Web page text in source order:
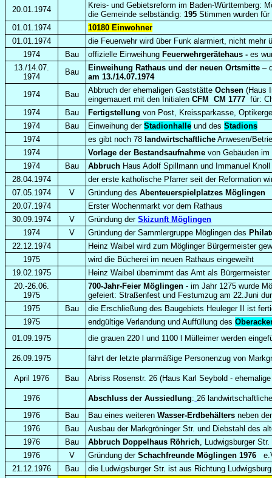
20.01.1974
Kreis- und Gebietsreform im Baden-Württemberg:
die Gemeinde selbständig:195 Stimmen wurden
01.01.1974
10180 Einwohner
01.01.1974
die Feuerwehr wird über Funk alarmiert, nicht mehr
1974
Bau offizielle Einweihung Feuerwehrgerätehaus -es
13./14.07.
1974
Bau Einweihung Rathaus und der neuen Ortsmitte –
am 13./14.07.1974
1974
Bau Abbruch der ehemaligen GaststätteOchsen (Haus
eingemauert mit den InitialenCFM CM 1777 für:
1974
Bau Fertigstellung von Post, Kreissparkasse,
1974
Bau Einweihung derStadionhalle und des Stadions
1974
es gibt noch 78 landwirtschaftliche Anwesen/
1974
Vorlage der Bestandsaufnahme von Gebäuden
1974
Bau Abbruch Haus Adolf Spillmann und Immanuel
28.04.1974
der erste katholische Pfarrer seit der Reformation
07.05.1974
V Gründung des Abenteuerspielplatzes Möglingen
20.07.1974
Erster Wochenmarkt vor dem Rathaus
30.09.1974
V Gründung derSkizunft Möglingen
1974
V Gründung der Sammlergruppe Möglingen des
22.12.1974
Heinz Waibel wird zum Möglinger Bürgermeister
1975
wird die Bücherei im neuen Rathaus eingeweiht
19.02.1975
Heinz Waibel übernimmt das Amt als
20.-26.06.
1975
700-Jahr-Feier Möglingen - im Jahr 1275 wurde
gefeiert: Straßenfest und Festumzug am 22.Juni
1975
Bau
die Erschließung des Baugebiets Heuleger II ist
1975
endgültige Verlandung und Auffüllung des
01.09.1975
die grauen 220 l und 1100 l Mülleimer werden
26.09.1975 fährt der letzte planmäßige Personenzug von
April 1976 Bau Abriss Rosenstr. 26 (Haus Karl Seybold -
1976 Abschluss der Aussiedlung: 26
1976
Bau Bau eines weiterenWasser-Erdbehälters neben
1976
Bau
Ausbau der Markgröninger Str. und Diebstahl des
1976
Bau Abbruch Doppelhaus Röhrich, Ludwigsburger Str.
1976
V Gründung derSchachfreunde Möglingen 1976
21.12.1976
Bau
die Ludwigsburger Str. ist aus Richtung